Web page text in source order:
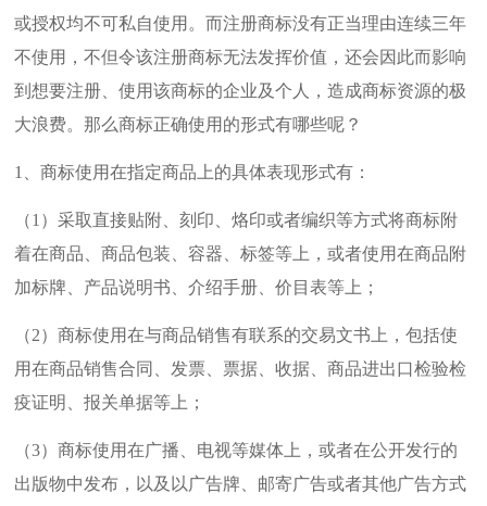
或授权均不可私自使用。而注册商标没有正当理由连续三年
不使用，不但令该注册商标无法发挥价值，还会因此而影响
到想要注册、使用该商标的企业及个人，造成商标资源的极
大浪费。那么商标正确使用的形式有哪些呢？
1、商标使用在指定商品上的具体表现形式有：
（1）采取直接贴附、刻印、烙印或者编织等方式将商标附
着在商品、商品包装、容器、标签等上，或者使用在商品附
加标牌、产品说明书、介绍手册、价目表等上；
（2）商标使用在与商品销售有联系的交易文书上，包括使
用在商品销售合同、发票、票据、收据、商品进出口检验检
疫证明、报关单据等上；
（3）商标使用在广播、电视等媒体上，或者在公开发行的
出版物中发布，以及以广告牌、邮寄广告或者其他广告方式